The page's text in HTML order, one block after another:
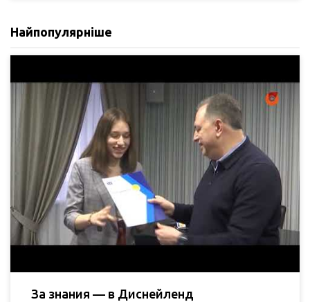
Найпопулярніше
За знания — в Диснейленд